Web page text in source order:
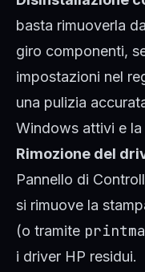
basta rimuoverla
giro componenti,
impostazioni nel
una pulizia
Windows attivi e la
Rimozione del
Pannello di
si rimuove la
(o tramite
i driver HP residui.